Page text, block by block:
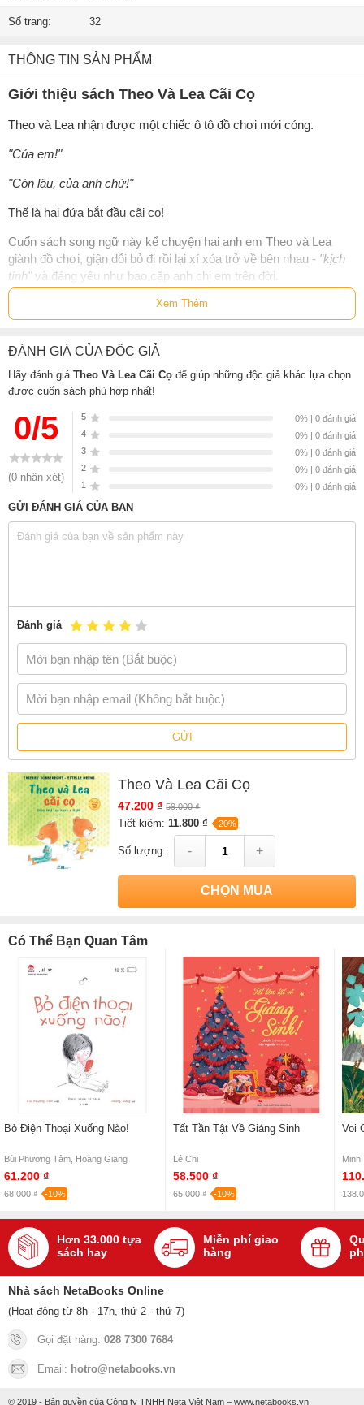
Số trang: 32
THÔNG TIN SẢN PHẨM
Giới thiệu sách Theo Và Lea Cãi Cọ
Theo và Lea nhận được một chiếc ô tô đồ chơi mới cóng.
"Của em!"
"Còn lâu, của anh chứ!"
Thế là hai đứa bắt đầu cãi cọ!
Cuốn sách song ngữ này kể chuyện hai anh em Theo và Lea
giành đồ chơi, giận dỗi bỏ đi rồi lại xí xóa trở về bên nhau - "kịch
tính"và đáng yêu như bao cặp anh chị em trên đời.
Sách Theo Và Lea Cãi Cọ của tác giả
Meens , có bán tại Nhà sách online NetaBooks với ưu đãi Bao sách
miễn phí và Gian hàng NetaBooks tại Tiki với ưu đãi Bao sách miễn
phí và tặng Bookmark
Xem Thêm
ĐÁNH GIÁ CỦA ĐỘC GIẢ
Hãy đánh giá Theo Và Lea Cãi Cọ để giúp những độc giả khác lựa chọn
được cuốn sách phù hợp nhất!
0/5
(0 nhận xét)
5
0% | 0 đánh giá
4
0% | 0 đánh giá
3
0% | 0 đánh giá
2
0% | 0 đánh giá
1
0% | 0 đánh giá
GỬI ĐÁNH GIÁ CỦA BẠN
Đánh giá
GỬI
Theo Và Lea Cãi Cọ
47.200 ₫ 59.000 ₫
Tiết kiệm: 11.800 ₫ -20%
Số lượng: - +
CHỌN MUA
Có Thể Bạn Quan Tâm
Bỏ Điện Thoại Xuống Nào!
Bùi Phương Tâm, Hoàng Giang
61.200 ₫
68.000 ₫ -10%
Tất Tần Tật Về Giáng Sinh
Lê Chi
58.500 ₫
65.000 ₫ -10%
Voi
Minh
Hơn 33.000 tựa
sách hay
Miễn phí giao
hàng
Nhà sách NetaBooks Online
(Hoạt động từ 8h - 17h, thứ 2 - thứ 7)
Gọi đặt hàng: 028 7300 7684
Email: hotro@netabooks.vn
© 2019 - Bản quyền của Công ty TNHH Neta Việt Nam – www.netabooks.vn